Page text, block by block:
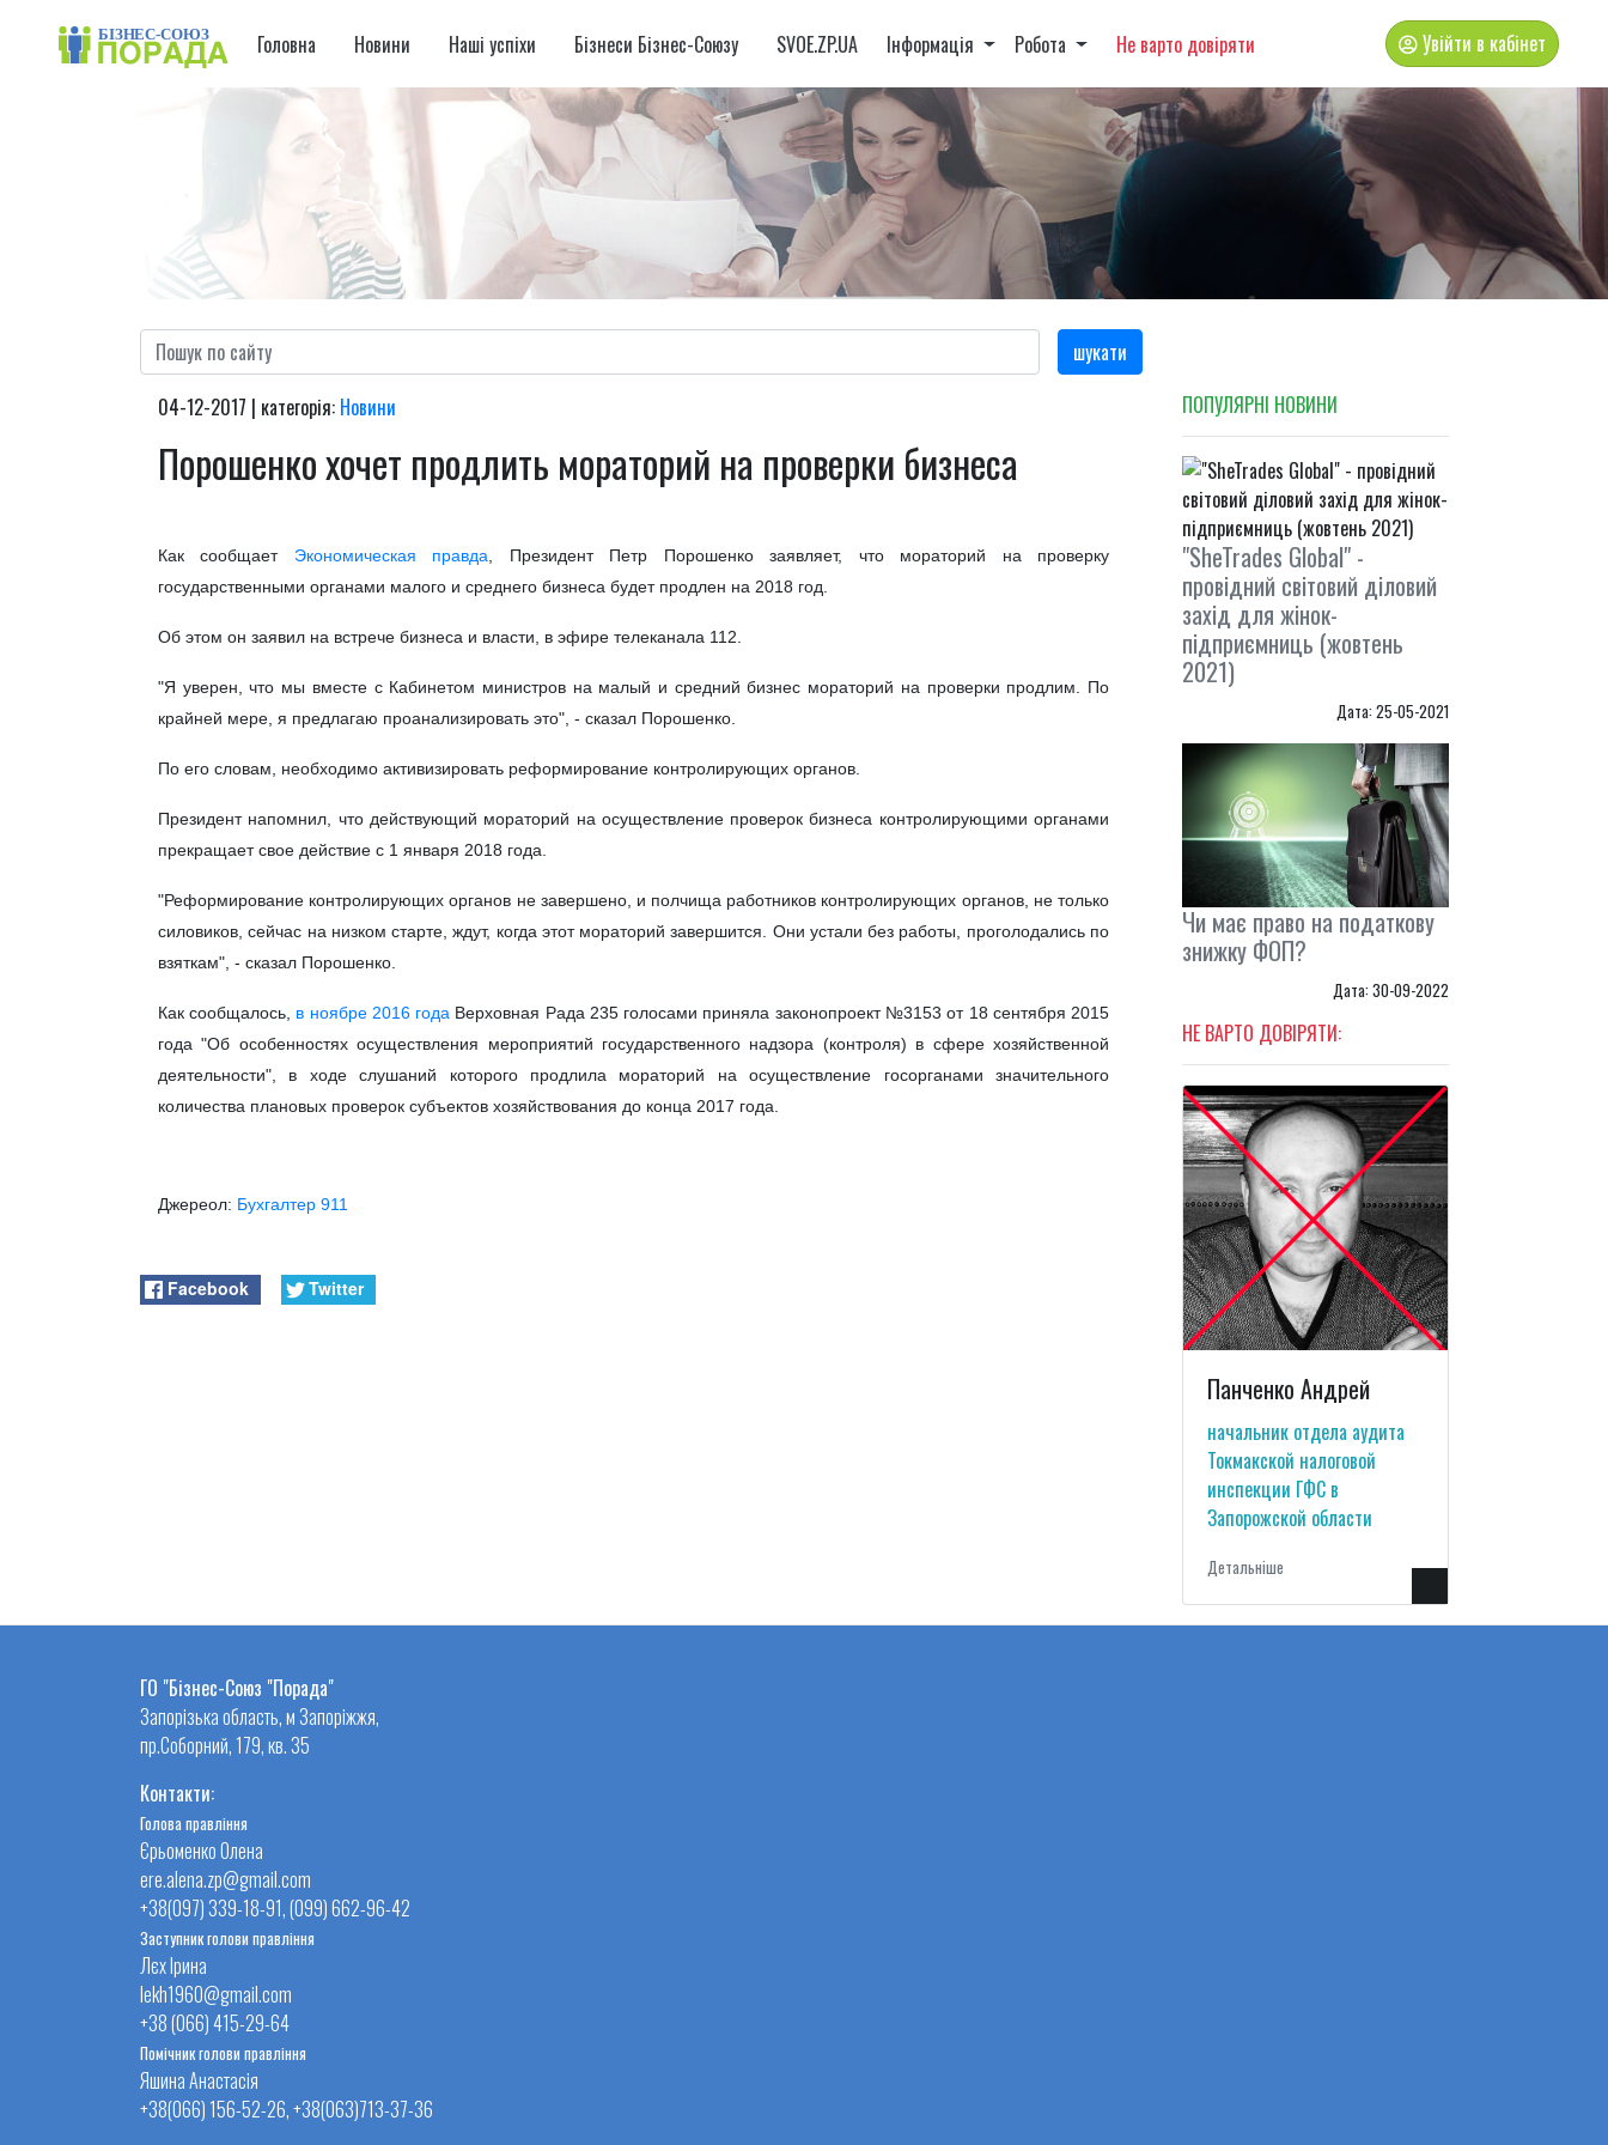
Головна Новини Наші успіхи Бізнеси Бізнес-Союзу SVOE.ZP.UA Інформація Робота Не варто довіряти Увійти в кабінет
шукати
04-12-2017 | категорія: Новини
Порошенко хочет продлить мораторий на проверки бизнеса
Как сообщает Экономическая правда , Президент Петр Порошенко заявляет, что мораторий на проверку
государственными органами малого и среднего бизнеса будет продлен на 2018 год.
Об этом он заявил на встрече бизнеса и власти, в эфире телеканала 112.
"Я уверен, что мы вместе с Кабинетом министров на малый и средний бизнес мораторий на проверки продлим. По
крайней мере, я предлагаю проанализировать это", - сказал Порошенко.
По его словам, необходимо активизировать реформирование контролирующих органов.
Президент напомнил, что действующий мораторий на осуществление проверок бизнеса контролирующими органами
прекращает свое действие с 1 января 2018 года.
"Реформирование контролирующих органов не завершено, и полчища работников контролирующих органов, не только
силовиков, сейчас на низком старте, ждут, когда этот мораторий завершится. Они устали без работы, проголодались по
взяткам", - сказал Порошенко.
Как сообщалось, в ноябре 2016 года Верховная Рада 235 голосами приняла законопроект №3153 от 18 сентября 2015
года "Об особенностях осуществления мероприятий государственного надзора (контроля) в сфере хозяйственной
деятельности", в ходе слушаний которого продлила мораторий на осуществление госорганами значительного
количества плановых проверок субъектов хозяйствования до конца 2017 года.
Джереол: Бухгалтер 911
Facebook Twitter
ПОПУЛЯРНI НОВИНИ
"SheTrades Global" -
провідний світовий діловий
захід для жінок-
підприємниць (жовтень
2021)
Дата: 25-05-2021
Чи має право на податкову
знижку ФОП?
Дата: 30-09-2022
НЕ ВАРТО ДОВІРЯТИ:
Панченко Андрей
начальник отдела аудита
Токмакской налоговой
инспекции ГФС в
Запорожской области
Детальнiше
ГО "Бізнес-Союз "Порада"
Запорізька область, м Запоріжжя,
пр.Соборний, 179, кв. 35
Контакти:
Голова правління
Єрьоменко Олена
ere.alena.zp@gmail.com
+38(097) 339-18-91, (099) 662-96-42
Заступник голови правління
Лєх Ірина
lekh1960@gmail.com
+38 (066) 415-29-64
Помічник голови правління
Яшина Анастасія
+38(066) 156-52-26, +38(063)713-37-36